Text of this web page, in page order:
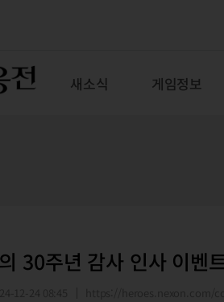
새소식 게임정보
30주년 감사 인사 이벤